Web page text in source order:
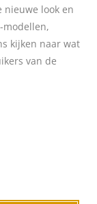
nieuwe look en
modellen,
kijken naar wat
van de